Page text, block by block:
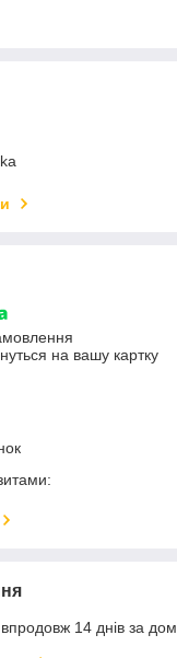
на вашу картку
14 днів за